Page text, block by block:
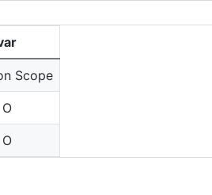
Scope
O
O